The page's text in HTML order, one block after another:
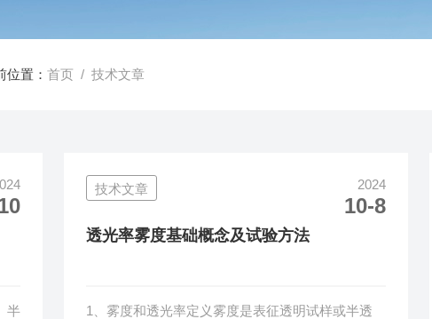
位置：首页 / 技术文章
半
技术文章 2024
10-8
透光率雾度基础概念及试验方法
1、雾度和透光率定义雾度是表征透明试样或半透